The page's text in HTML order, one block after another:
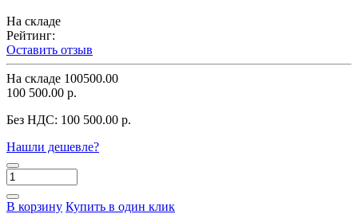
На складе
Рейтинг:
Оставить отзыв
На складе 100500.00
100 500.00 р.
Без НДС: 100 500.00 р.
Нашли дешевле?
В корзину Купить в один клик